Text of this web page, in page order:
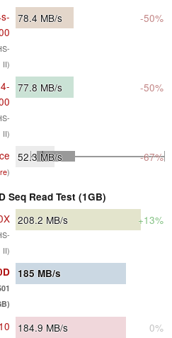
II)
78.4 MB/s -50%
II)
77.8 MB/s -50%
)
52.3 MB/s -67%
Seq Read Test (1GB)
II)
208.2 MB/s +13%
185 MB/s
184.9 MB/s 0%